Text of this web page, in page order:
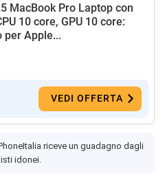
MacBook Pro Laptop con
10 core, GPU 10 core:
per Apple...
VEDI OFFERTA
riceve un guadagno dagli
idonei.